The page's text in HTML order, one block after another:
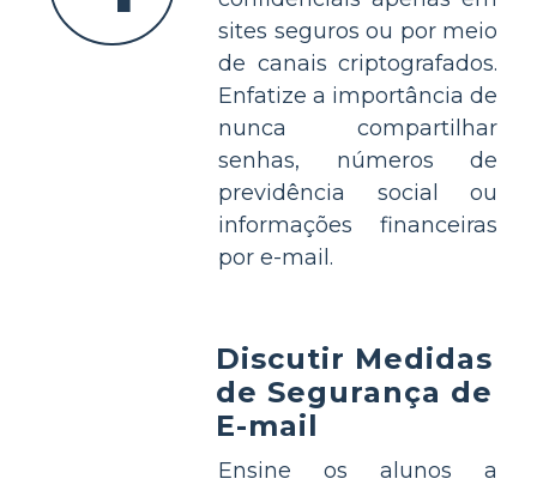
sites seguros ou por meio
de canais criptografados.
Enfatize a importância de
nunca compartilhar
senhas, números de
previdência social ou
informações financeiras
por e-mail.
Discutir Medidas
de Segurança de
E-mail
Ensine os alunos a